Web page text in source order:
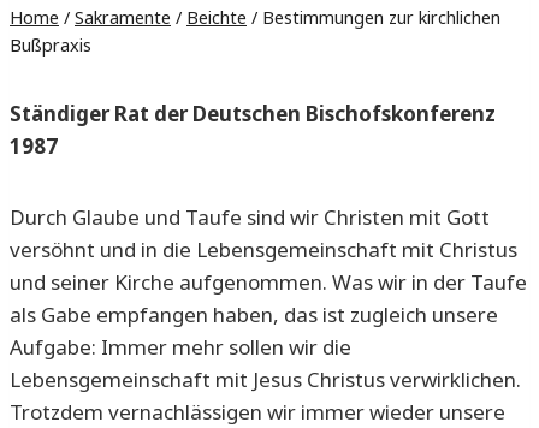
Home / Sakramente / Beichte / Bestimmungen zur kirchlichen
Bußpraxis
Ständiger Rat der Deutschen Bischofskonferenz
1987
Durch Glaube und Taufe sind wir Christen mit Gott
versöhnt und in die Lebensgemeinschaft mit Christus
und seiner Kirche aufgenommen. Was wir in der Taufe
als Gabe empfangen haben, das ist zugleich unsere
Aufgabe: Immer mehr sollen wir die
Lebensgemeinschaft mit Jesus Christus verwirklichen.
Trotzdem vernachlässigen wir immer wieder unsere